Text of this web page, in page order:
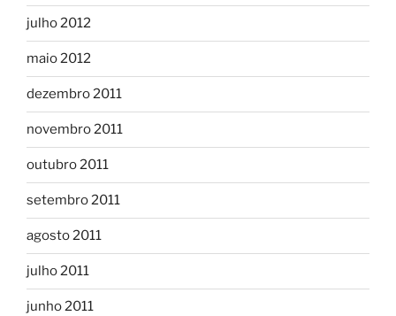
julho 2012
maio 2012
dezembro 2011
novembro 2011
outubro 2011
setembro 2011
agosto 2011
julho 2011
junho 2011